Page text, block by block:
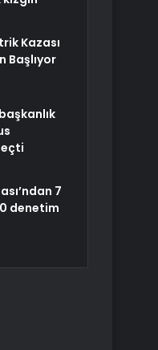
Kazası
Başlıyor
7
denetim